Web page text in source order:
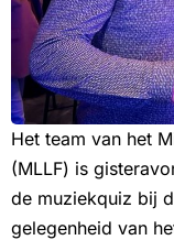
Het team van het
(MLLF) is
de muziekquiz bij
gelegenheid van